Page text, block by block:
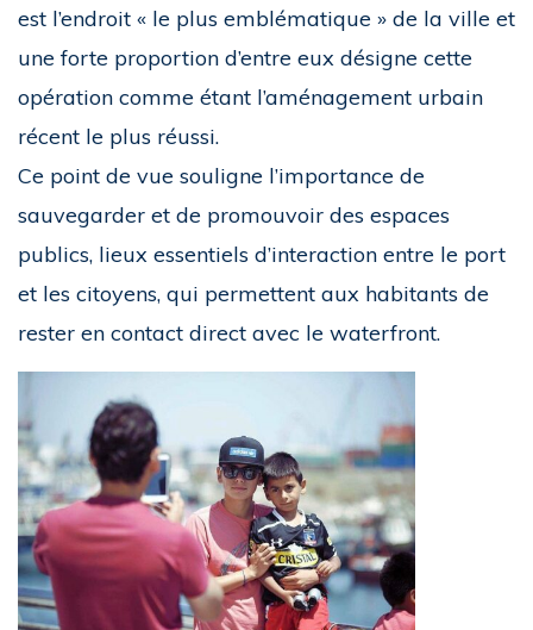
est l’endroit « le plus emblématique » de la ville et
une forte proportion d’entre eux désigne cette
opération comme étant l’aménagement urbain
récent le plus réussi.
Ce point de vue souligne l’importance de
sauvegarder et de promouvoir des espaces
publics, lieux essentiels d’interaction entre le port
et les citoyens, qui permettent aux habitants de
rester en contact direct avec le waterfront.